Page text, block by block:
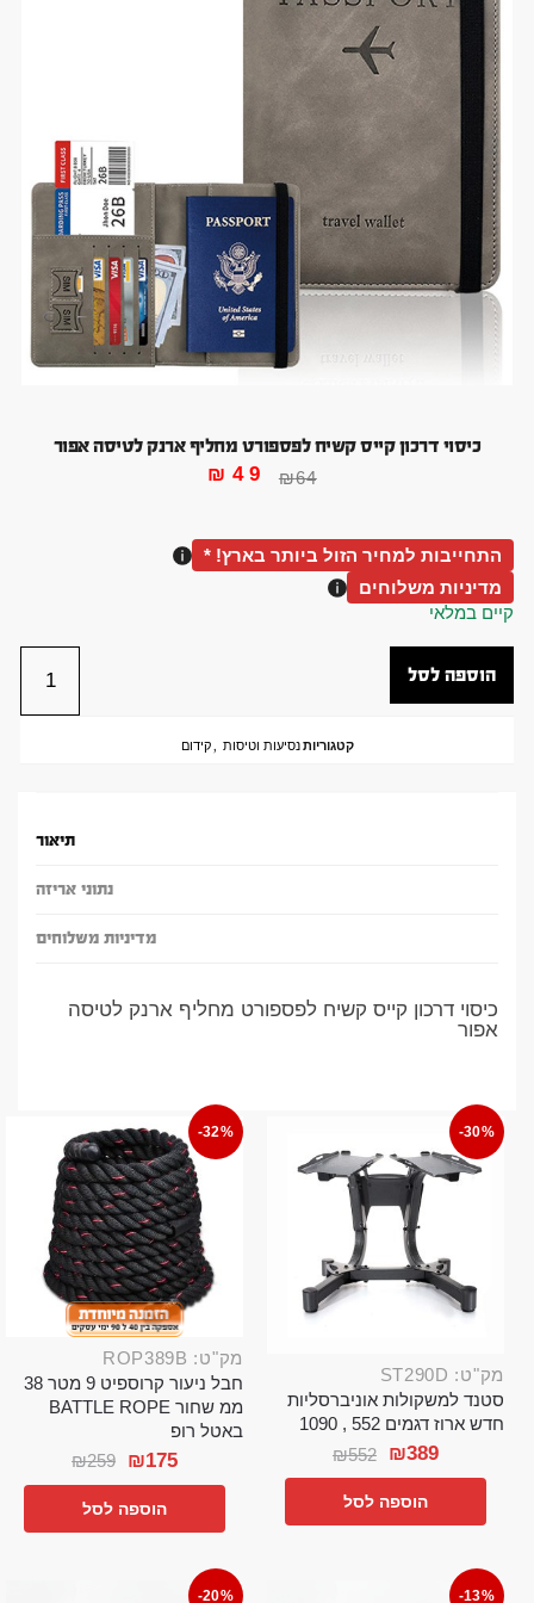
כיסוי דרכון קייס קשיח לפספורט מחליף ארנק לטיסה אפור
₪64
₪ 49
התחייבות למחיר הזול ביותר בארץ! *
מדיניות משלוחים
קיים במלאי
הוספה לסל
קטגוריות נסיעות וטיסות ,קידום
תיאור
נתוני אריזה
מדיניות משלוחים
כיסוי דרכון קייס קשיח לפספורט מחליף ארנק לטיסה
אפור
-30%
מק"ט: ST290D
סטנד למשקולות אוניברסליות
חדש ארוז דגמים 552 , 1090
₪552 ₪389
הוספה לסל
-32%
מק"ט: ROP389B
חבל ניעור קרוספיט 9 מטר 38
ממ שחור BATTLE ROPE
באטל רופ
₪259 ₪175
הוספה לסל
-13%
-20%